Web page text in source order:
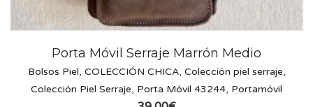
Porta Móvil Serraje Marrón Medio
Bolsos Piel, COLECCIÓN CHICA, Colección piel serraje,
Colección Piel Serraje, Porta Móvil 43244, Portamóvil